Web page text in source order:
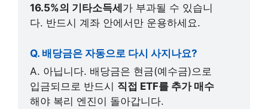
16.5%의 기타소득세 가 부과될 수 있습니
다. 반드시 계좌 안에서만 운용하세요.
Q. 배당금은 자동으로 다시 사지나요?
A. 아닙니다. 배당금은 현금(예수금)으로
입금되므로 반드시 직접 ETF를 추가 매수
해야 복리 엔진이 돌아갑니다.